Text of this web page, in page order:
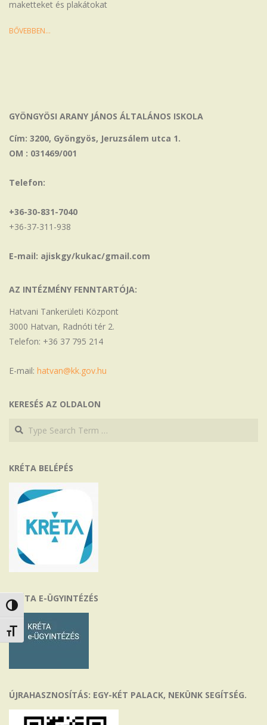
Nagy kontraszt váltása
Betűméret váltása
maketteket és plakátokat
BŐVEBBEN…
GYÖNGYÖSI ARANY JÁNOS ÁLTALÁNOS ISKOLA
Cím: 3200, Gyöngyös, Jeruzsálem utca 1.
OM : 031469/001
Telefon:
+36-30-831-7040
+36-37-311-938
E-mail: ajiskgy/kukac/gmail.com
AZ INTÉZMÉNY FENNTARTÓJA:
Hatvani Tankerületi Központ
3000 Hatvan, Radnóti tér 2.
Telefon: +36 37 795 214
E-mail: hatvan@kk.gov.hu
KERESÉS AZ OLDALON
Search
Search
KRÉTA BELÉPÉS
KRÉTA E-ÜGYINTÉZÉS
ÚJRAHASZNOSÍTÁS: EGY-KÉT PALACK, NEKÜNK SEGÍTSÉG.